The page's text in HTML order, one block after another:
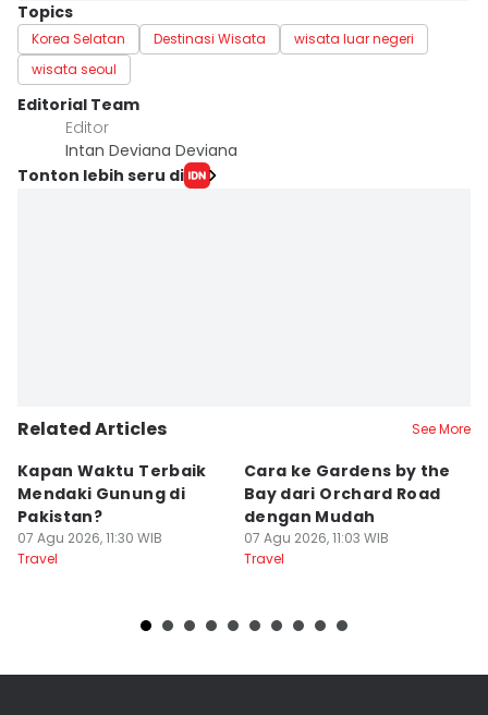
Topics
Korea Selatan Destinasi Wisata
wisata luar negeri
wisata seoul
Editorial Team
Editor
Intan Deviana Deviana
Tonton lebih seru di
Related Articles See More
Kapan Waktu Terbaik
Mendaki Gunung di
Pakistan?
07 Agu 2026, 11:30 WIB
Travel
Cara ke Gardens by the
Bay dari Orchard Road
dengan Mudah
07 Agu 2026, 11:03 WIB
Travel